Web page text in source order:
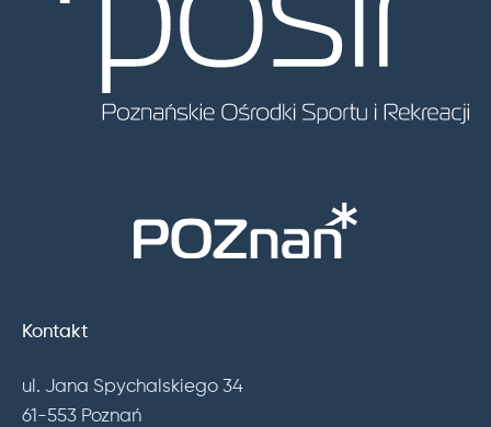
Kontakt
ul. Jana Spychalskiego 34
61-553 Poznań